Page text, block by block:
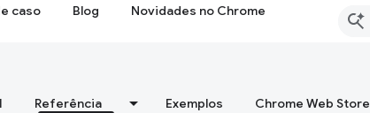
caso Blog Novidades no Chrome
Referência Exemplos Chrome Web Store